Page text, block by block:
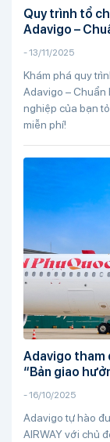
Quy trình tổ
Adavigo –
-13/11/2025
Khám phá quy
Adavigo – Chuẩn
nghiệp của bạn
miễn phí!
Adavigo tham
“Bản giao
-16/10/2025
Adavigo tự hào
AIRWAY với chủ